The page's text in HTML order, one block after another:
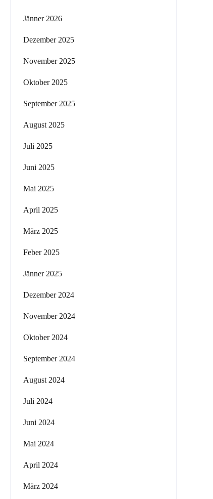
Jänner 2026
Dezember 2025
November 2025
Oktober 2025
September 2025
August 2025
Juli 2025
Juni 2025
Mai 2025
April 2025
März 2025
Feber 2025
Jänner 2025
Dezember 2024
November 2024
Oktober 2024
September 2024
August 2024
Juli 2024
Juni 2024
Mai 2024
April 2024
März 2024